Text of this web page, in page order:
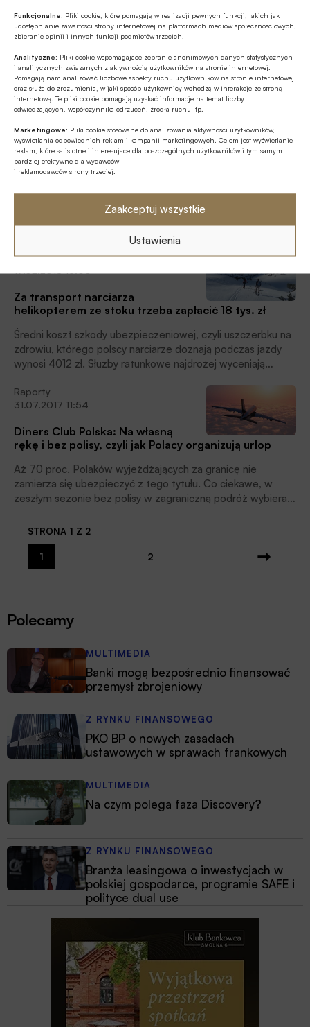
Funkcjonalne: Pliki cookie, które pomagają w realizacji pewnych funkcji, takich jak
udostępnianie zawartości strony internetowej na platformach mediów społecznościowych,
zbieranie opinii i innych funkcji podmiotów trzecich.
Analityczne: Pliki cookie wspomagające zebranie anonimowych danych statystycznych
i analitycznych związanych z aktywnością użytkowników na stronie internetowej.
Pomagają nam analizować liczbowe aspekty ruchu użytkowników na stronie internetowej
oraz służą do zrozumienia, w jaki sposób użytkownicy wchodzą w interakcje ze stroną
internetową. Te pliki cookie pomagają uzyskać informacje na temat liczby
odwiedzających, współczynnika odrzuceń, źródła ruchu itp.
Marketingowe: Pliki cookie stosowane do analizowania aktywności użytkowników,
wyświetlania odpowiednich reklam i kampanii marketingowych. Celem jest wyświetlanie
reklam, które są istotne i interesujące dla poszczególnych użytkowników i tym samym
bardziej efektywne dla wydawców
i reklamodawców strony trzeciej.
Zaakceptuj wszystkie
Ustawienia
EKUZ w Rosji nie obowiązuje.
Majówka: wyjazd za granicę? Nie
zapomnij o wyrobieniu EKUZ
Wyjeżdżamy! – to decyzja, którą wielu z nas podejmuje
przed długim majowym weekendem. Pamiętaj, że przed
wyjazdem za granicę warto wyrobić Europejską Kartę
Ubezpieczenia Zdrowotnego (EKUZ). Jeszcze zdążysz to
20.02.2018 19:30
Jak zabezpieczyć się przed
wypadkiem podczas pracy za granicą
firmy narzekają na brak rąk do pracy. Wśród najczęściej
poszukiwanych zawodów są specjaliści IT, e-commerce
oraz inżynierowie. Niestety Ci sami specjaliści są
poszukiwani również za granicą, a tam zarobki są dużo
wyższe.
Artykuły
Za transport narciarza
helikopterem ze stoku trzeba zapłacić 18 tys. zł
Średni koszt szkody ubezpieczeniowej, czyli uszczerbku na
zdrowiu, którego polscy narciarze doznają podczas jazdy
wynosi 4012 zł. Służby ratunkowe najdrożej wyceniają
kosztuje 18 000 zł. Europejska Karta Ubezpieczenia
Zdrowotnego (EKUZ) nie refunduje tego typu wydatków.
Raporty
31.07.2017 11:54
Diners Club Polska: Na własną
rękę i bez polisy, czyli jak Polacy organizują urlop
Aż 70 proc. Polaków wyjeżdżających za granicę nie
zamierza się ubezpieczyć z tego tytułu. Co ciekawe, w
zeszłym sezonie bez polisy w zagraniczną podróż wybierało
rodaków (ponad 69 proc.) wczasy organizuje na własną
rękę. W Polsce urlop spędzi 36 proc. ankietowanych, z
czego na wypoczynek w kraju zdecydowanie chętniej
przystają beneficjenci programu Rodzina 500+ – wynika z
STRONA 1 Z 2
1 2
Polecamy
MULTIMEDIA
Banki mogą bezpośrednio finansować
przemysł zbrojeniowy
Z RYNKU FINANSOWEGO
PKO BP o nowych zasadach
ustawowych w sprawach frankowych
MULTIMEDIA
Na czym polega faza Discovery?
Z RYNKU FINANSOWEGO
Branża leasingowa o inwestycjach w
polskiej gospodarce, programie SAFE i
polityce dual use